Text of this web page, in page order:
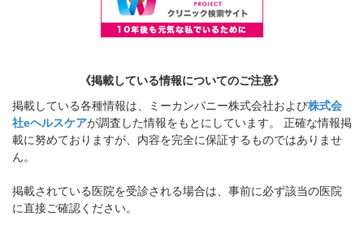
《掲載している情報についてのご注意》
掲載している各種情報は、ミーカンパニー株式会社および株式会
社eヘルスケアが調査した情報をもとにしています。 正確な情報掲
載に努めておりますが、内容を完全に保証するものではありませ
ん。
掲載されている医院を受診される場合は、事前に必ず該当の医院
に直接ご確認ください。